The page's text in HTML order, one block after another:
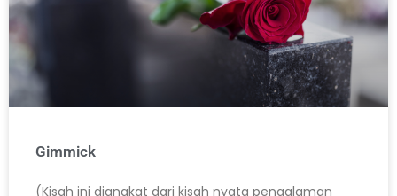
Gimmick
(Kisah ini diangkat dari kisah nyata pengalaman